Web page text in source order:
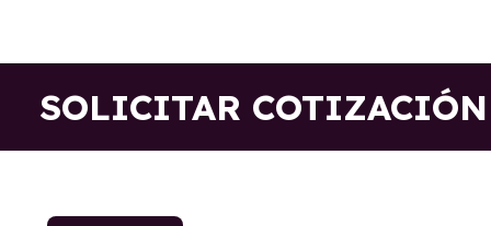
SOLICITAR COTIZACIÓN